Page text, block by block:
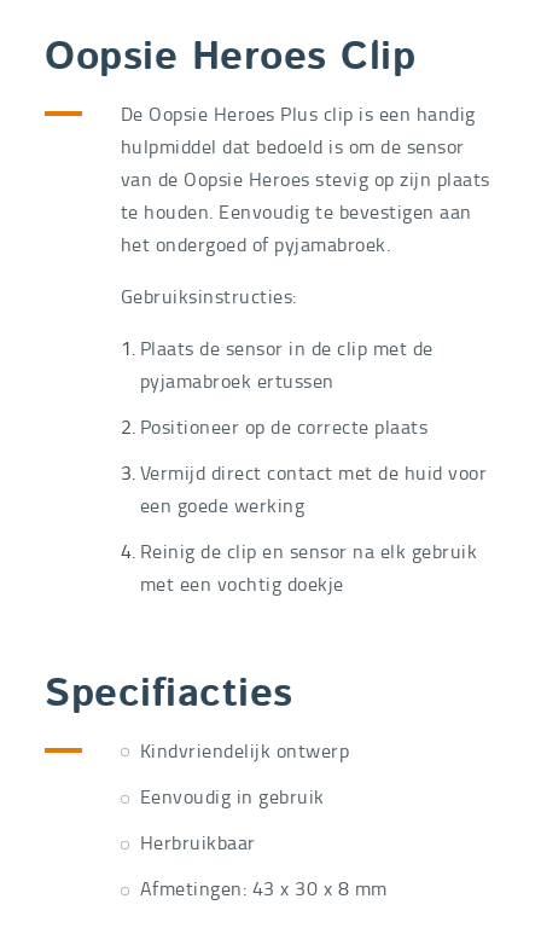
Oopsie Heroes Clip
De Oopsie Heroes Plus clip is een handig
hulpmiddel dat bedoeld is om de sensor
van de Oopsie Heroes stevig op zijn plaats
te houden. Eenvoudig te bevestigen aan
het ondergoed of pyjamabroek.
Gebruiksinstructies:
Plaats de sensor in de clip met de
pyjamabroek ertussen
Positioneer op de correcte plaats
Vermijd direct contact met de huid voor
een goede werking
Reinig de clip en sensor na elk gebruik
met een vochtig doekje
Specifiacties
Kindvriendelijk ontwerp
Eenvoudig in gebruik
Herbruikbaar
Afmetingen: 43 x 30 x 8 mm